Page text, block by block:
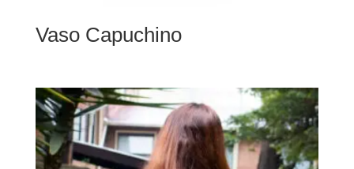
Vaso Capuchino